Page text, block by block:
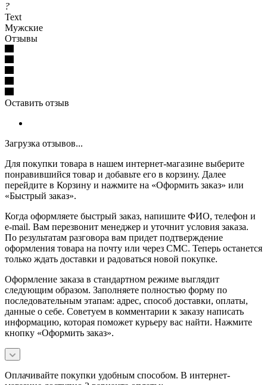
?
Text
Мужские
Отзывы
Оставить отзыв
Загрузка отзывов...
Для покупки товара в нашем интернет-магазине выберите
понравившийся товар и добавьте его в корзину. Далее
перейдите в Корзину и нажмите на «Оформить заказ» или
«Быстрый заказ».
Когда оформляете быстрый заказ, напишите ФИО, телефон и
e-mail. Вам перезвонит менеджер и уточнит условия заказа.
По результатам разговора вам придет подтверждение
оформления товара на почту или через СМС. Теперь останется
только ждать доставки и радоваться новой покупке.
Оформление заказа в стандартном режиме выглядит
следующим образом. Заполняете полностью форму по
последовательным этапам: адрес, способ доставки, оплаты,
данные о себе. Советуем в комментарии к заказу написать
информацию, которая поможет курьеру вас найти. Нажмите
кнопку «Оформить заказ».
Оплачивайте покупки удобным способом. В интернет-